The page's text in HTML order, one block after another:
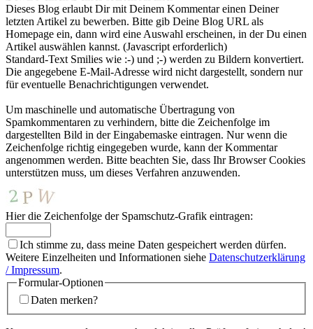
Dieses Blog erlaubt Dir mit Deinem Kommentar einen Deiner
letzten Artikel zu bewerben. Bitte gib Deine Blog URL als
Homepage ein, dann wird eine Auswahl erscheinen, in der Du einen
Artikel auswählen kannst. (Javascript erforderlich)
Standard-Text Smilies wie :-) und ;-) werden zu Bildern konvertiert.
Die angegebene E-Mail-Adresse wird nicht dargestellt, sondern nur
für eventuelle Benachrichtigungen verwendet.
Um maschinelle und automatische Übertragung von
Spamkommentaren zu verhindern, bitte die Zeichenfolge im
dargestellten Bild in der Eingabemaske eintragen. Nur wenn die
Zeichenfolge richtig eingegeben wurde, kann der Kommentar
angenommen werden. Bitte beachten Sie, dass Ihr Browser Cookies
unterstützen muss, um dieses Verfahren anzuwenden.
Hier die Zeichenfolge der Spamschutz-Grafik eintragen:
Ich stimme zu, dass meine Daten gespeichert werden dürfen.
Weitere Einzelheiten und Informationen siehe Datenschutzerklärung
/ Impressum.
Formular-Optionen
Daten merken?